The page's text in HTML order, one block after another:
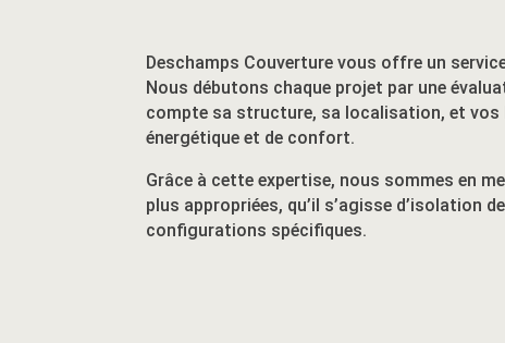
Deschamps Couverture vous offre un
Nous débutons chaque projet par une
compte sa structure, sa localisation, et vos
énergétique et de confort.
Grâce à cette expertise, nous sommes en
plus appropriées, qu’il s’agisse d’isolation
configurations spécifiques.